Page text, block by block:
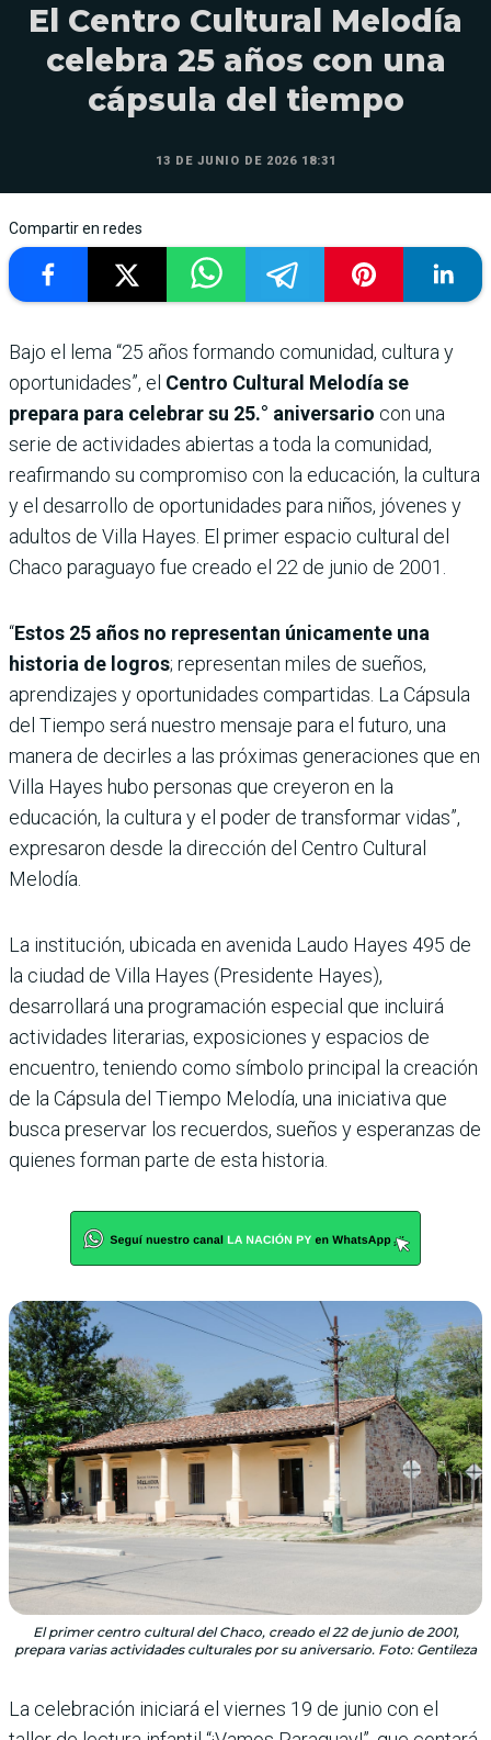
El Centro Cultural Melodía
celebra 25 años con una
cápsula del tiempo
13 DE JUNIO DE 2026 18:31
Compartir en redes
Bajo el lema “25 años formando comunidad, cultura y
oportunidades”, el Centro Cultural Melodía se
prepara para celebrar su 25.° aniversario con una
serie de actividades abiertas a toda la comunidad,
reafirmando su compromiso con la educación, la cultura
y el desarrollo de oportunidades para niños, jóvenes y
adultos de Villa Hayes. El primer espacio cultural del
Chaco paraguayo fue creado el 22 de junio de 2001.
“Estos 25 años no representan únicamente una
historia de logros; representan miles de sueños,
aprendizajes y oportunidades compartidas. La Cápsula
del Tiempo será nuestro mensaje para el futuro, una
manera de decirles a las próximas generaciones que en
Villa Hayes hubo personas que creyeron en la
educación, la cultura y el poder de transformar vidas”,
expresaron desde la dirección del Centro Cultural
Melodía.
La institución, ubicada en avenida Laudo Hayes 495 de
la ciudad de Villa Hayes (Presidente Hayes),
desarrollará una programación especial que incluirá
actividades literarias, exposiciones y espacios de
encuentro, teniendo como símbolo principal la creación
de la Cápsula del Tiempo Melodía, una iniciativa que
busca preservar los recuerdos, sueños y esperanzas de
quienes forman parte de esta historia.
El primer centro cultural del Chaco, creado el 22 de junio de 2001,
prepara varias actividades culturales por su aniversario. Foto: Gentileza
La celebración iniciará el viernes 19 de junio con el